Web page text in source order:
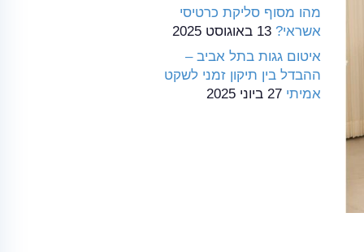
מהו מסוף סליקת כרטיסי
אשראי? 13 באוגוסט 2025
איטום גגות בתל אביב –
ההבדל בין תיקון זמני לשקט
אמיתי 27 ביוני 2025